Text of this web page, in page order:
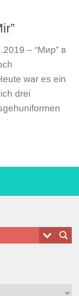
– “Мир” в
war es ein
drei